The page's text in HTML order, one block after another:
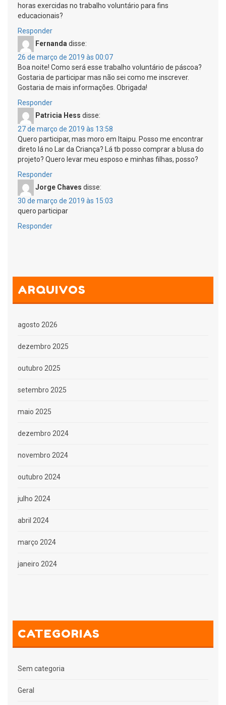
horas exercidas no trabalho voluntário para fins
educacionais?
Responder
Fernanda disse:
26 de março de 2019 às 00:07
Boa noite! Como será esse trabalho voluntário de páscoa?
Gostaria de participar mas não sei como me inscrever.
Gostaria de mais informações. Obrigada!
Responder
Patricia Hess disse:
27 de março de 2019 às 13:58
Quero participar, mas moro em Itaipu. Posso me encontrar
direto lá no Lar da Criança? Lá tb posso comprar a blusa do
projeto? Quero levar meu esposo e minhas filhas, posso?
Responder
Jorge Chaves disse:
30 de março de 2019 às 15:03
quero participar
Responder
ARQUIVOS
agosto 2026
dezembro 2025
outubro 2025
setembro 2025
maio 2025
dezembro 2024
novembro 2024
outubro 2024
julho 2024
abril 2024
março 2024
janeiro 2024
CATEGORIAS
Sem categoria
Geral